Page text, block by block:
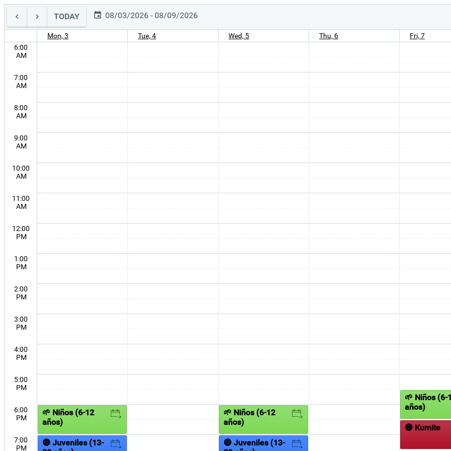
TODAY 08/03/2026 - 08/09/2026
Mon, 3 Tue, 4 Wed, 5 Thu, 6
Fri, 7
6:00
AM
7:00
AM
8:00
AM
9:00
AM
10:00
AM
11:00
AM
12:00
PM
1:00
PM
2:00
PM
3:00
PM
4:00
PM
5:00
PM
6:00
PM
7:00
PM
🌱 Niños (6-
años)
🌱 Niños (6-12
años)
🌱 Niños (6-12
años)
🔴 Kumite
🔵 Juveniles (13-
🔵 Juveniles (13-